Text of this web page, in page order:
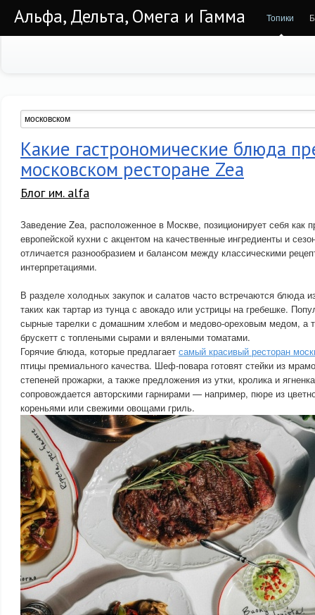
Альфа, Дельта, Омега и Гамма Топики
Какие гастрономические блюда
московском ресторане Zea
Блог им. alfa
Заведение Zea, расположенное в Москве, позиционирует себя как
европейской кухни с акцентом на качественные ингредиенты и
отличается разнообразием и балансом между классическими
интерпретациями.
В разделе холодных закупок и салатов часто встречаются блюда
таких как тартар из тунца с авокадо или устрицы на гребешке.
сырные тарелки с домашним хлебом и медово-ореховым медом, а
брускетт с топлеными сырами и вялеными томатами.
Горячие блюда, которые предлагает самый красивый ресторан
птицы премиального качества. Шеф-повара готовят стейки из
степеней прожарки, а также предложения из утки, кролика и
сопровождается авторскими гарнирами — например, пюре из
кореньями или свежими овощами гриль.